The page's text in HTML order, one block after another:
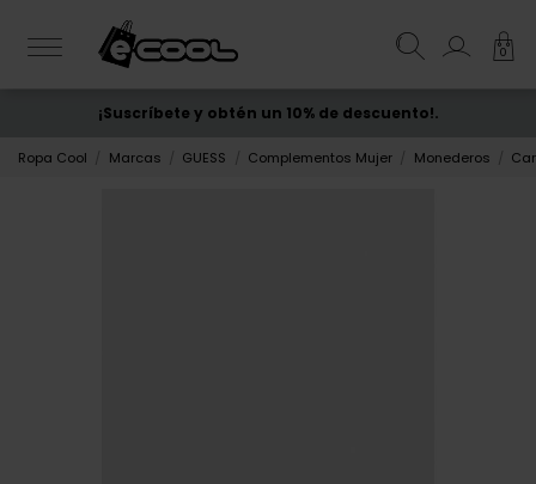
0
ENVÍO GRATIS desde 50€
¡Suscríbete y obtén un 10% de descuento!.
Ropa Cool Marcas GUESS Complementos Mujer Monederos